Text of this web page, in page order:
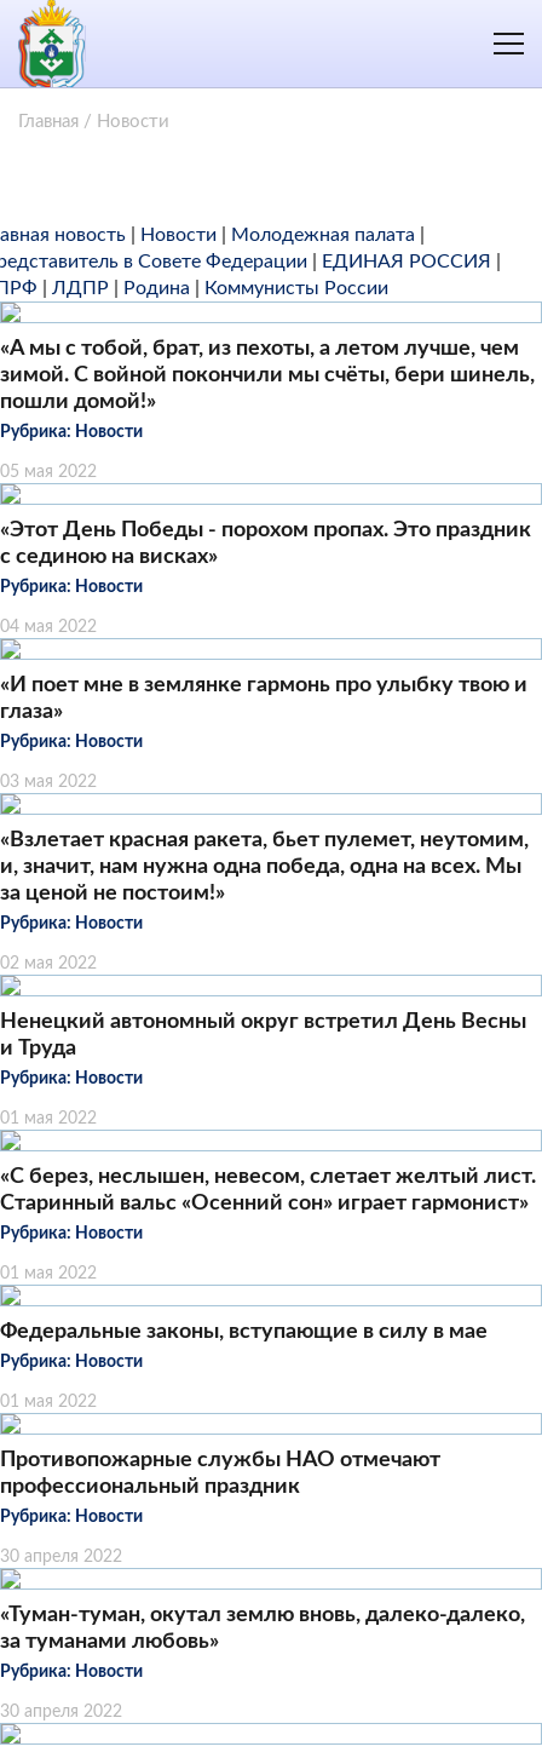
Главная / Новости
новость Новости Молодежная палата
в Совете Федерации
ЕДИНАЯ РОССИЯ
ЛДПР Родина Коммунисты России
«А мы с тобой, брат, из пехоты, а летом лучше, чем
зимой. С войной покончили мы счёты, бери шинель,
пошли домой!»
Рубрика: Новости
05 мая 2022
«Этот День Победы - порохом пропах. Это праздник
с сединою на висках»
Рубрика: Новости
04 мая 2022
«И поет мне в землянке гармонь про улыбку твою и
глаза»
Рубрика: Новости
03 мая 2022
«Взлетает красная ракета, бьет пулемет, неутомим,
и, значит, нам нужна одна победа, одна на всех. Мы
за ценой не постоим!»
Рубрика: Новости
02 мая 2022
Ненецкий автономный округ встретил День Весны
и Труда
Рубрика: Новости
01 мая 2022
«С берез, неслышен, невесом, слетает желтый лист.
Старинный вальс «Осенний сон» играет гармонист»
Рубрика: Новости
01 мая 2022
Федеральные законы, вступающие в силу в мае
Рубрика: Новости
01 мая 2022
Противопожарные службы НАО отмечают
профессиональный праздник
Рубрика: Новости
30 апреля 2022
«Туман-туман, окутал землю вновь, далеко-далеко,
за туманами любовь»
Рубрика: Новости
30 апреля 2022